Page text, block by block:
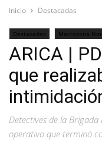
Inicio Destacadas
Destacadas Macrozona
ARICA |
que
Detectives de la
operativo que terminó